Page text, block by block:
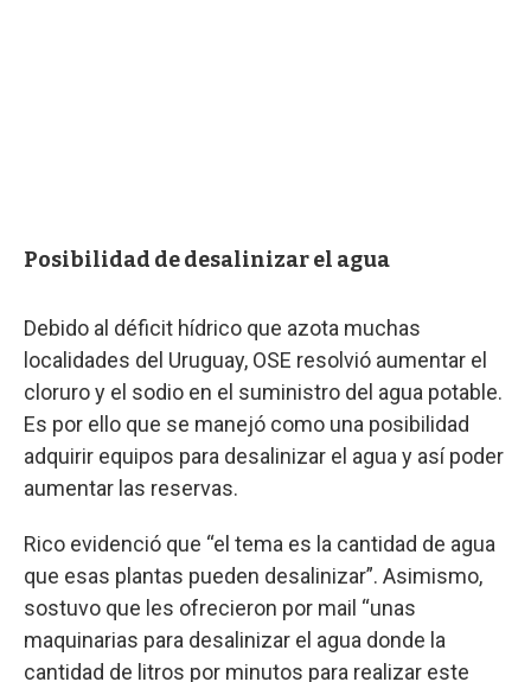
Posibilidad de desalinizar el agua
Debido al déficit hídrico que azota muchas
localidades del Uruguay, OSE resolvió aumentar el
cloruro y el sodio en el suministro del agua potable.
Es por ello que se manejó como una posibilidad
adquirir equipos para desalinizar el agua y así poder
aumentar las reservas.
Rico evidenció que “el tema es la cantidad de agua
que esas plantas pueden desalinizar”. Asimismo,
sostuvo que les ofrecieron por mail “unas
maquinarias para desalinizar el agua donde la
cantidad de litros por minutos para realizar este